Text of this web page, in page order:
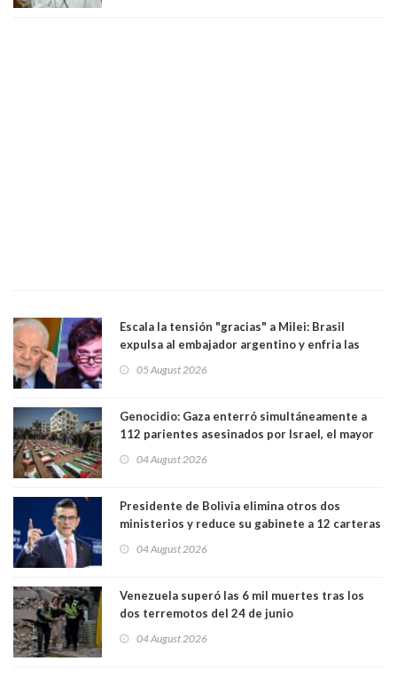
Escala la tensión "gracias" a Milei: Brasil
expulsa al embajador argentino y enfria las
relaciones tras los insultos del presidente
trasandino
05 August 2026
Genocidio: Gaza enterró simultáneamente a
112 parientes asesinados por Israel, el mayor
funeral de una misma familia. Entre los
muertos figuran 44 niños y nueve ancianos
04 August 2026
Presidente de Bolivia elimina otros dos
ministerios y reduce su gabinete a 12 carteras
04 August 2026
Venezuela superó las 6 mil muertes tras los
dos terremotos del 24 de junio
04 August 2026